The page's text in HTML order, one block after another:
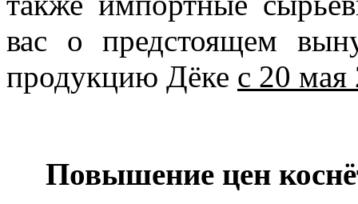
вас о предстоящем
продукцию Дёке с 20 мая
Повышение цен